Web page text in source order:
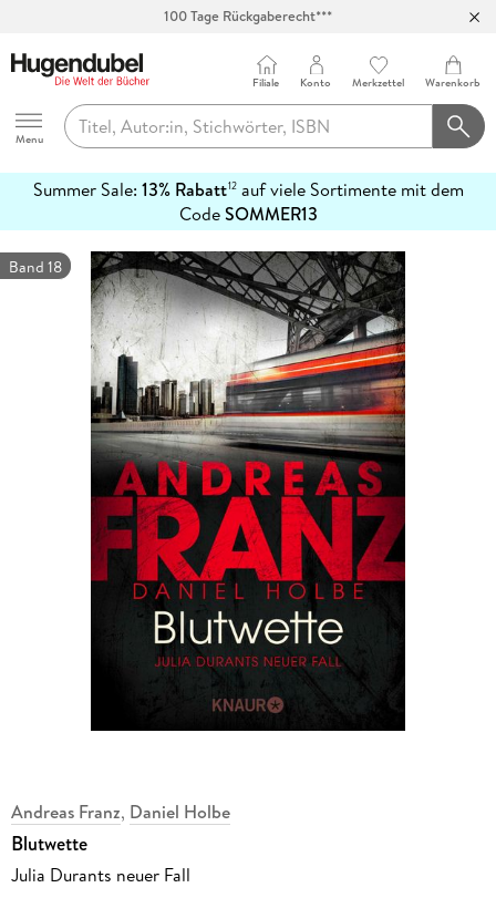
100 Tage Rückgaberecht***
Hugendubel
Menu
Filiale Konto Merkzettel Warenkorb
Summer Sale: 13% Rabatt12auf viele Sortimente mit dem
CodeSOMMER13
erfahren
Band 18
Andreas Franz, Daniel Holbe
Blutwette
Julia Durants neuer Fall